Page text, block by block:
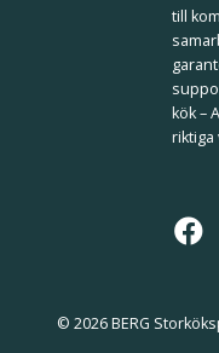
till
kök –
riktiga
© 2026 BERG